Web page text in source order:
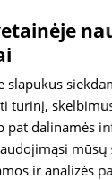
22
m. įgyvendintų
slapukus
turinį,
pat dalinamės
mūsų
ir analizės